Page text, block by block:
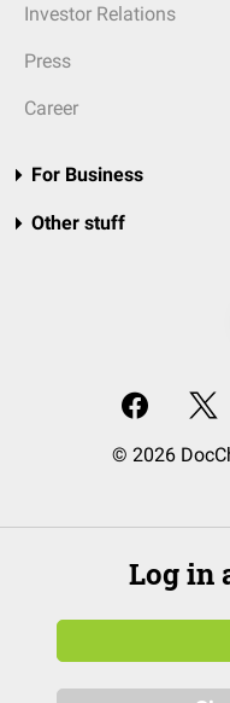
Investor Relations
Press
Career
For Business
Other stuff
© 2026
Log in